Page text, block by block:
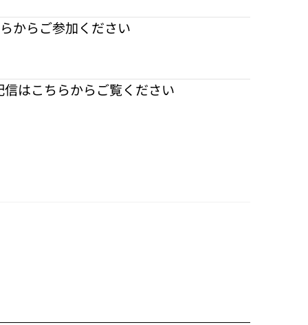
からご参加ください
はこちらからご覧ください